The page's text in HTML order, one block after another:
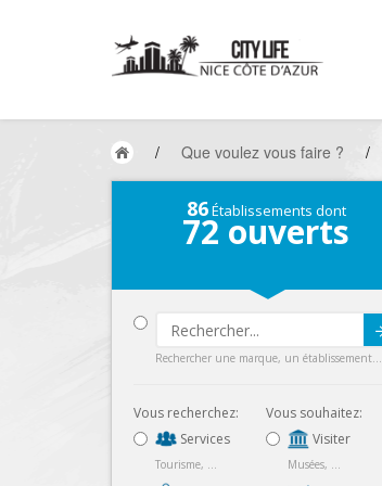
/ Que voulez vous faire ? /
86Établissements dont
72 ouverts
Rechercher une marque, un établissement...
Vous recherchez:
Services
Tourisme, ...
Vous souhaitez:
Visiter
Musées, ...